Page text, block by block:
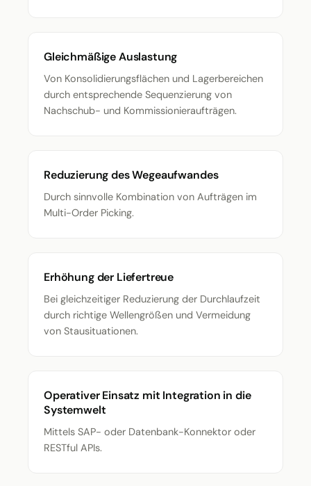
Gleichmäßige Auslastung
Von Konsolidierungsflächen und Lagerbereichen
durch entsprechende Sequenzierung von
Nachschub- und Kommissionieraufträgen.
Reduzierung des Wegeaufwandes
Durch sinnvolle Kombination von Aufträgen im
Multi-Order Picking.
Erhöhung der Liefertreue
Bei gleichzeitiger Reduzierung der Durchlaufzeit
durch richtige Wellengrößen und Vermeidung
von Stausituationen.
Operativer Einsatz mit Integration in die
Systemwelt
Mittels SAP- oder Datenbank-Konnektor oder
RESTful APIs.